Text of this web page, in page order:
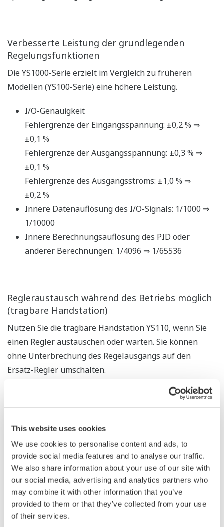
Leistungsstark und flexibel
Das Instrument kann problemlos an DAQWORX,
Ethernet (Modbus/TCP) angeschlossen werden.
Ethernet: Verfügbar für das YS1000-Grundmodell.
Modbus/TCP-Serverfunktion (ein Anschluss).
und die RS485-Kommunikationsfunktion vorgenommen
werden. Der Datenaustausch zwischen dem Instrument
und dem FA-M3 erfordert keine Programmierung.
Das YS1000 ist darüber hinaus für den Anschluss an
SPS verschiedener Hersteller über das Modbus-
Kommunikationsprotokoll geeignet.
Kommunikation mit CENTUM
Das Instrument unterstützt wie die früheren Modelle